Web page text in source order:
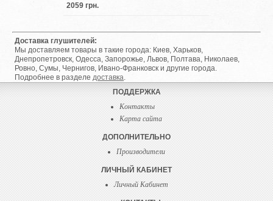
2059 грн.
Доставка глушителей:
Мы доставляем товары в такие города: Киев, Харьков,
Днепропетровск, Одесса, Запорожье, Львов, Полтава, Николаев,
Ровно, Сумы, Чернигов, Ивано-Франковск и другие города.
Подробнее в разделе доставка
ПОДДЕРЖКА
Контакты
Карта сайта
ДОПОЛНИТЕЛЬНО
Производители
ЛИЧНЫЙ КАБИНЕТ
Личный Кабинет